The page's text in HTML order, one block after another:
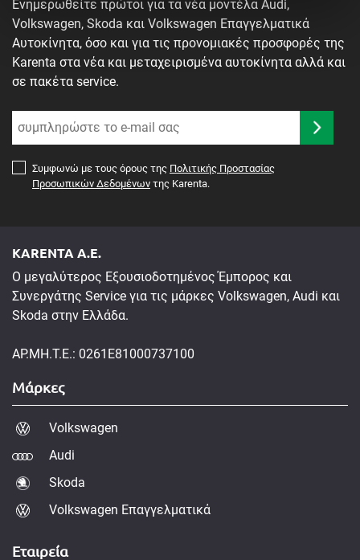
ραντεβού.
Ενημερωθείτε πρώτοι για τα νέα μοντέλα Audi,
Volkswagen, Skoda και Volkswagen Επαγγελματικά
Αυτοκίνητα, όσο και για τις προνομιακές προσφορές της
Karenta στα νέα και μεταχειρισμένα αυτοκίνητα αλλά και
σε πακέτα service.
Συμφωνώ με τους όρους της Πολιτικής Προστασίας
Προσωπικών Δεδομένων της Karenta.
KARENTA A.E.
Ο μεγαλύτερος Εξουσιοδοτημένος Έμπορος και
Συνεργάτης Service για τις μάρκες Volkswagen, Audi και
Skoda στην Ελλάδα.
ΑΡ.ΜΗ.Τ.Ε.: 0261E81000737100
Μάρκες
Volkswagen
Audi
Skoda
Volkswagen Επαγγελματικά
Εταιρεία